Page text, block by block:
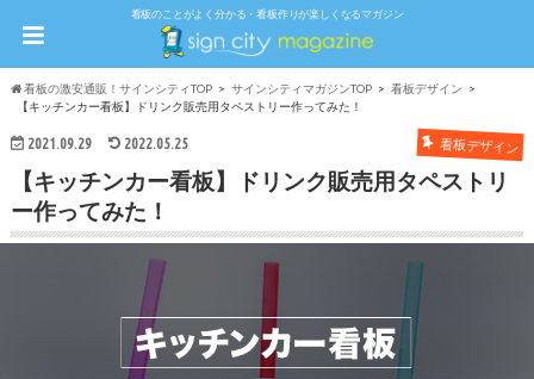
看板のことがよく分かる・看板作りが楽しくなるマガジン
看板の激安通販！サインシティTOP サインシティマガジンTOP
看板デザイン
【キッチンカー看板】ドリンク販売用タペストリー作ってみた！
2021.09.29 2022.05.25 看板デザイン
【キッチンカー看板】ドリンク販売用タペストリ
ー作ってみた！